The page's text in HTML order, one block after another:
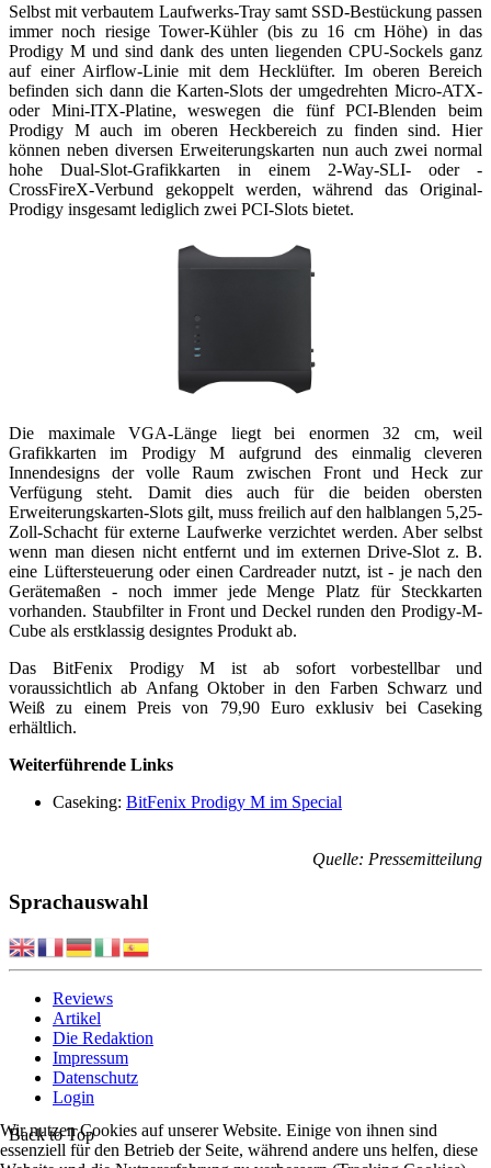
Selbst mit verbautem Laufwerks-Tray samt SSD-Bestückung passen
immer noch riesige Tower-Kühler (bis zu 16 cm Höhe) in das
Prodigy M und sind dank des unten liegenden CPU-Sockels ganz
auf einer Airflow-Linie mit dem Hecklüfter. Im oberen Bereich
befinden sich dann die Karten-Slots der umgedrehten Micro-ATX-
oder Mini-ITX-Platine, weswegen die fünf PCI-Blenden beim
Prodigy M auch im oberen Heckbereich zu finden sind. Hier
können neben diversen Erweiterungskarten nun auch zwei normal
hohe Dual-Slot-Grafikkarten in einem 2-Way-SLI- oder -
CrossFireX-Verbund gekoppelt werden, während das Original-
Prodigy insgesamt lediglich zwei PCI-Slots bietet.
Die maximale VGA-Länge liegt bei enormen 32 cm, weil
Grafikkarten im Prodigy M aufgrund des einmalig cleveren
Innendesigns der volle Raum zwischen Front und Heck zur
Verfügung steht. Damit dies auch für die beiden obersten
Erweiterungskarten-Slots gilt, muss freilich auf den halblangen 5,25-
Zoll-Schacht für externe Laufwerke verzichtet werden. Aber selbst
wenn man diesen nicht entfernt und im externen Drive-Slot z. B.
eine Lüftersteuerung oder einen Cardreader nutzt, ist - je nach den
Gerätemaßen - noch immer jede Menge Platz für Steckkarten
vorhanden. Staubfilter in Front und Deckel runden den Prodigy-M-
Cube als erstklassig designtes Produkt ab.
Das BitFenix Prodigy M ist ab sofort vorbestellbar und
voraussichtlich ab Anfang Oktober in den Farben Schwarz und
Weiß zu einem Preis von 79,90 Euro exklusiv bei Caseking
erhältlich.
Weiterführende Links
Caseking: BitFenix Prodigy M im Special
Quelle: Pressemitteilung
Sprachauswahl
Reviews
Artikel
Die Redaktion
Impressum
Datenschutz
Login
Back to Top
Wir nutzen Cookies auf unserer Website. Einige von ihnen sind
essenziell für den Betrieb der Seite, während andere uns helfen, diese